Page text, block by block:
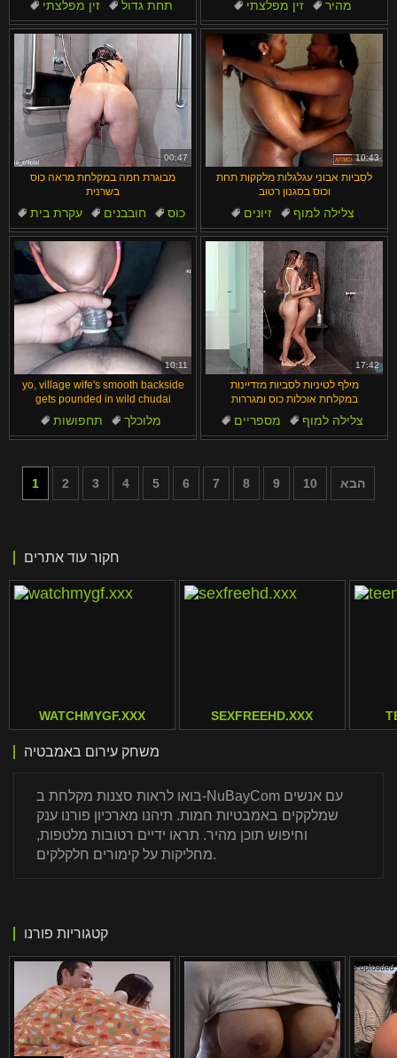
זין מפלצתי
תחת גדול
דוגי סטייל
כוס תחת
זין מפלצתי
מהיר
דוגי סטייל
כוס אלה
00:47
מבוגרת חמה במקלחת מראה כוס
בשרנית
עקרת בית חובבנים
כוס
חשפנות
סרטוני רטובים
10:43
לסביות אבוני עגלגלות מלקקות תחת
וכוס בסגנון רטוב
זיונים
צלילה למוף
תחת גדול
מציצה כוס
10:11
yo, village wife's smooth backside
gets pounded in wild chudai
תחפושות
מלוכלך
אצבעות
נשים מלאות
17:42
מילף לטיניות לסביות מזדיינות
במקלחת אוכלות כוס ומגררות
מספריים
צלילה למוף
ליקוק כוס
בחורה על בחורה
1
2 3 4 5 6 7 8 9 10 הבא
חקור עוד אתרים
WATCHMYGF.XXX SEXFREEHD.XXX
משחק עירום באמבטיה
בואו לראות סצנות מקלחת ב-NuBayCom עם אנשים
שמלקקים באמבטיות חמות. תיהנו מארכיון פורנו ענק
וחיפוש תוכן מהיר. תראו ידיים רטובות מלטפות,
מחליקות על קימורים חלקלקים.
קטגוריות פורנו